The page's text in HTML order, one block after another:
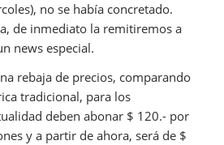
no se había concretado.
de inmediato la remitiremos a
news especial.
rebaja de precios, comparando
tradicional, para los
deben abonar $ 120.- por
y a partir de ahora, será de $